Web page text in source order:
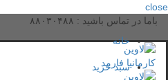
close
باما در تماس باشید : ۸۸۰۳۰۴۸۸
خانه
سبد خرید